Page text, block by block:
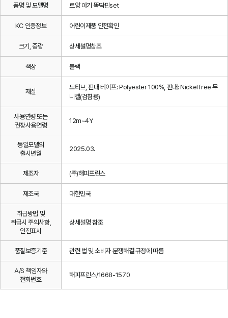
품명 및 모델명 르앙 아기 똑딱핀set
KC 인증정보 어린이제품 안전확인
크기, 중량 상세설명참조
색상 블랙
재질
모티브, 핀대 테이프: Polyester 100%, 핀대: Nickel free 무
니켈(검침용)
사용연령 또는
권장사용연령
12m~4Y
동일모델의
출시년월
2025.03.
제조자 (주)해피프린스
제조국 대한민국
취급방법 및
취급시 주의사항,
안전표시
상세설명 참조
품질보증기준 관련 법 및 소비자 분쟁해결 규정에 따름
A/S 책임자와
전화번호
해피프린스/1668-1570